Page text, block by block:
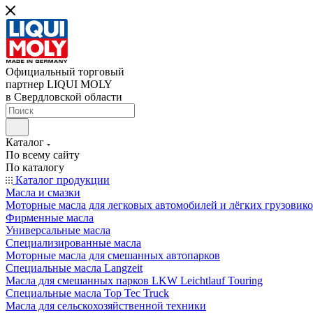
Официальный торговый
партнер LIQUI MOLY
в Свердловской области
Каталог
По всему сайту
По каталогу
Каталог продукции
Масла и смазки
Моторные масла для легковых автомобилей и лёгких
Фирменные масла
Универсальные масла
Специализированные масла
Моторные масла для смешанных автопарков
Специальные масла Langzeit
Масла для смешанных парков LKW Leichtlauf Touring
Специальные масла Top Tec Truck
Масла для сельскохозяйственной техники